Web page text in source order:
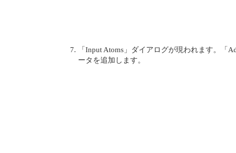
「Input Atoms」ダイアログが現われます。
ータを追加します。